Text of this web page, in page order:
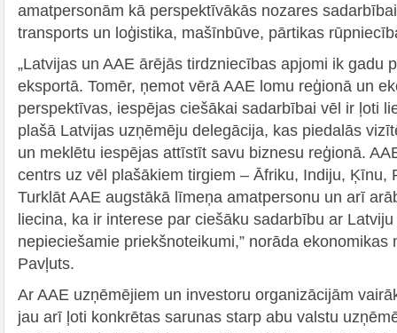
amatpersonām kā perspektīvākās nozares
transports un loģistika, mašīnbūve, pārtikas
„Latvijas un AAE ārējās tirdzniecības apjomi ik gadu
eksportā. Tomēr, ņemot vērā AAE lomu reģionā un
perspektīvas, iespējas ciešākai sadarbībai vēl ir ļoti
plašā Latvijas uzņēmēju delegācija, kas piedalās
un meklētu iespējas attīstīt savu biznesu reģionā.
centrs uz vēl plašākiem tirgiem – Āfriku, Indiju, Ķīnu,
Turklāt AAE augstākā līmeņa amatpersonu un arī
liecina, ka ir interese par ciešāku sadarbību ar
nepieciešamie priekšnoteikumi,” norāda ekonomikas
Pavļuts.
Ar AAE uzņēmējiem un investoru organizācijām
jau arī ļoti konkrētas sarunas starp abu valstu